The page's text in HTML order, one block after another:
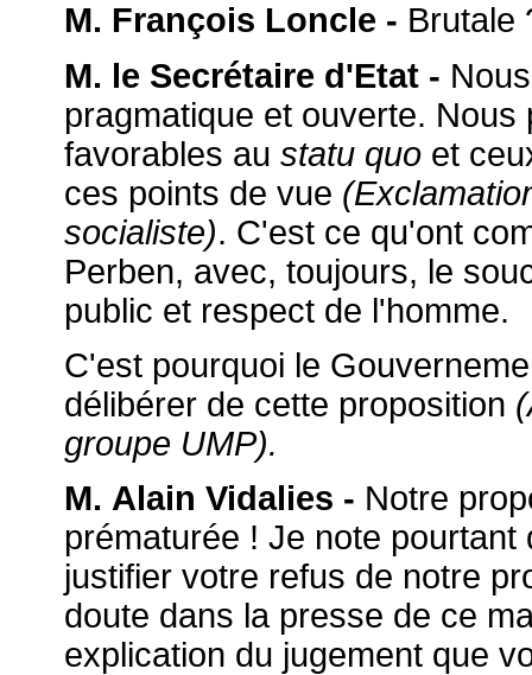
M. François Loncle - Brutale
M. le Secrétaire d'Etat -
pragmatique et ouverte.
favorables au statu quo et
ces points de vue
socialiste). C'est ce qu'ont
Perben, avec, toujours, le
public et respect de l'homme.
C'est pourquoi le
délibérer de cette proposition
groupe UMP).
M. Alain Vidalies - Notre
prématurée ! Je note
justifier votre refus de notre
doute dans la presse de ce
explication du jugement que